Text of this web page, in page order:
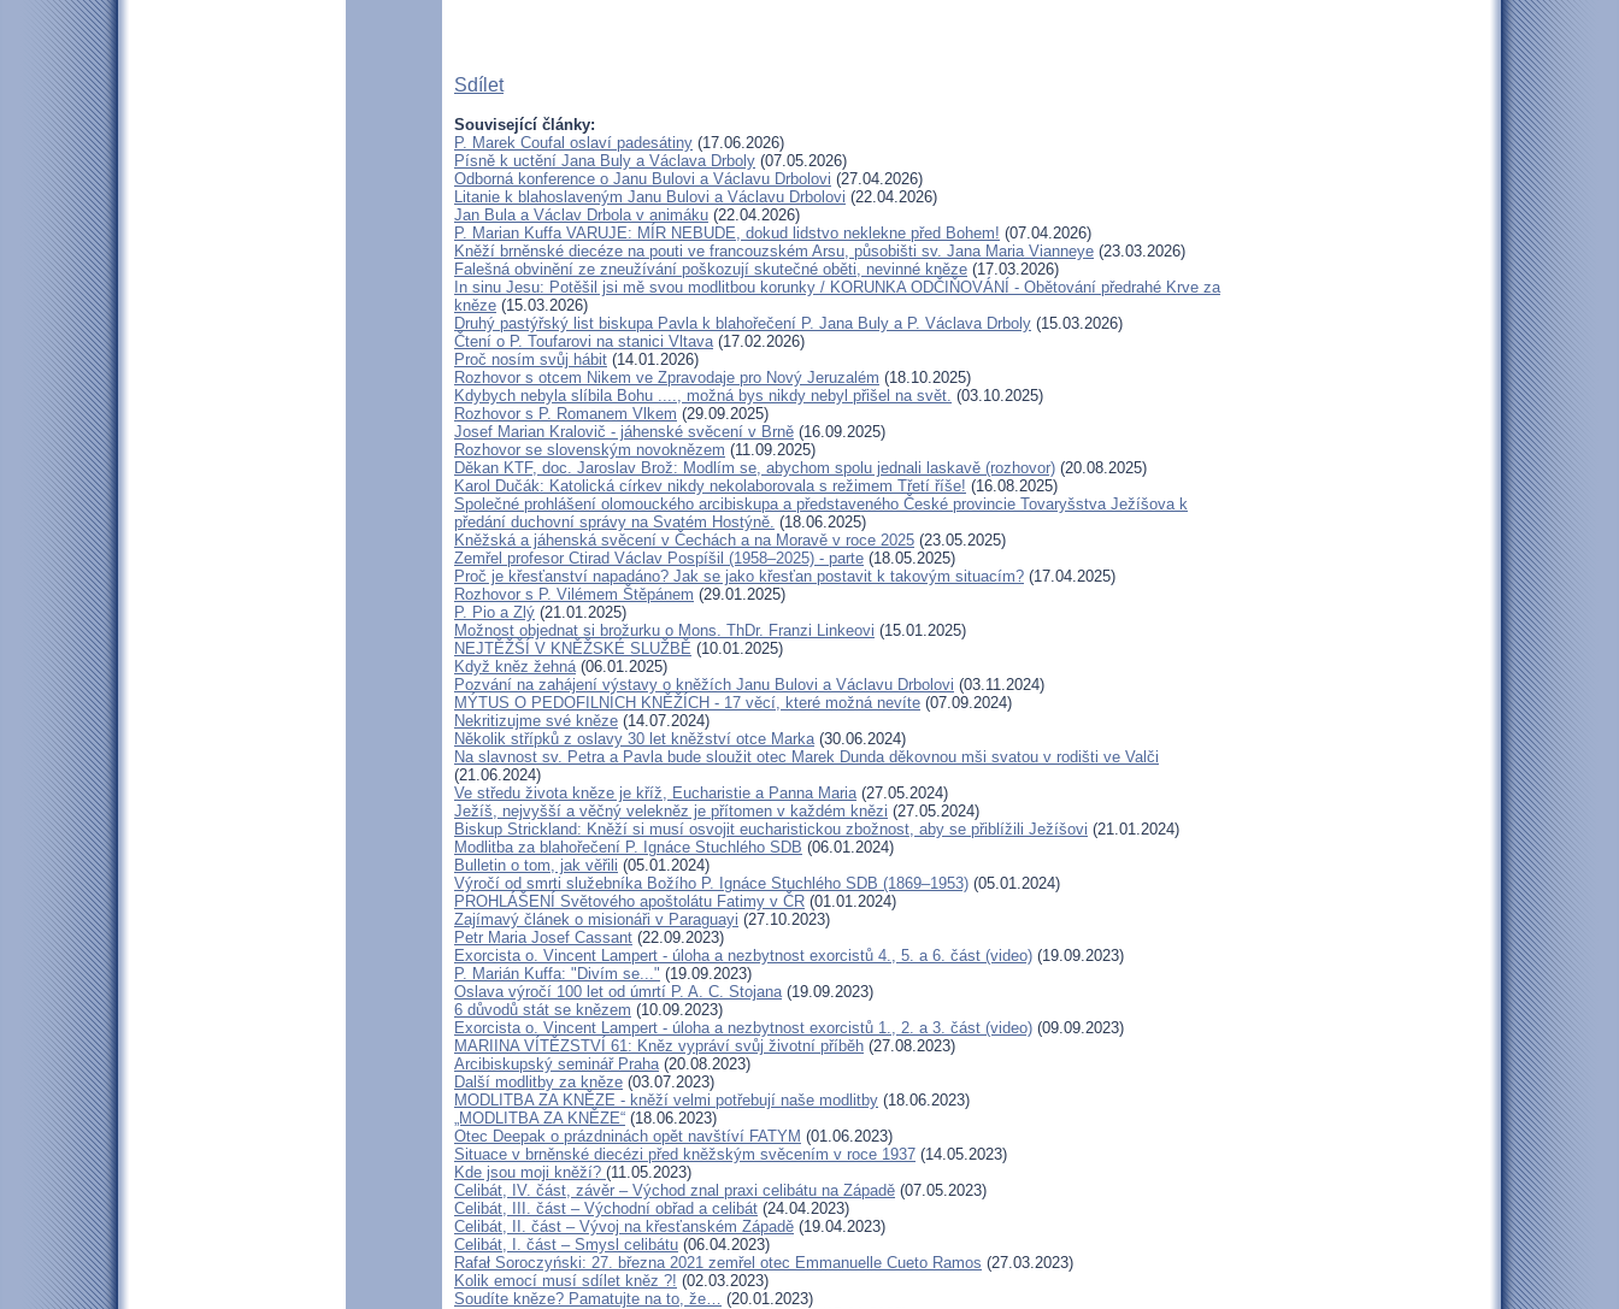
Sdílet
Související články:
P. Marek Coufal oslaví padesátiny (17.06.2026)
Písně k uctění Jana Buly a Václava Drboly (07.05.2026)
Odborná konference o Janu Bulovi a Václavu Drbolovi (27.04.2026)
Litanie k blahoslaveným Janu Bulovi a Václavu Drbolovi (22.04.2026)
Jan Bula a Václav Drbola v animáku (22.04.2026)
P. Marian Kuffa VARUJE: MÍR NEBUDE, dokud lidstvo neklekne před Bohem! (07.04.2026)
Kněží brněnské diecéze na pouti ve francouzském Arsu, působišti sv. Jana Maria Vianneye (23.03.2026)
Falešná obvinění ze zneužívání poškozují skutečné oběti, nevinné kněze (17.03.2026)
In sinu Jesu: Potěšil jsi mě svou modlitbou korunky / KORUNKA ODČIŇOVÁNÍ - Obětování předrahé Krve za
kněze (15.03.2026)
Druhý pastýřský list biskupa Pavla k blahořečení P. Jana Buly a P. Václava Drboly (15.03.2026)
Čtení o P. Toufarovi na stanici Vltava(17.02.2026)
Proč nosím svůj hábit (14.01.2026)
Rozhovor s otcem Nikem ve Zpravodaje pro Nový Jeruzalém (18.10.2025)
Kdybych nebyla slíbila Bohu ...., možná bys nikdy nebyl přišel na svět. (03.10.2025)
Rozhovor s P. Romanem Vlkem (29.09.2025)
Josef Marian Kralovič - jáhenské svěcení v Brně (16.09.2025)
Rozhovor se slovenským novoknězem (11.09.2025)
Děkan KTF, doc. Jaroslav Brož: Modlím se, abychom spolu jednali laskavě (rozhovor) (20.08.2025)
Karol Dučák: Katolická církev nikdy nekolaborovala s režimem Třetí říše! (16.08.2025)
Společné prohlášení olomouckého arcibiskupa a představeného České provincie Tovaryšstva Ježíšova k
předání duchovní správy na Svatém Hostýně. (18.06.2025)
Kněžská a jáhenská svěcení v Čechách a na Moravě v roce 2025 (23.05.2025)
Zemřel profesor Ctirad Václav Pospíšil (1958–2025) - parte (18.05.2025)
Proč je křesťanství napadáno? Jak se jako křesťan postavit k takovým situacím? (17.04.2025)
Rozhovor s P. Vilémem Štěpánem (29.01.2025)
P. Pio a Zlý (21.01.2025)
Možnost objednat si brožurku o Mons. ThDr. Franzi Linkeovi (15.01.2025)
NEJTĚŽŠÍ V KNĚŽSKÉ SLUŽBĚ (10.01.2025)
Když kněz žehná(06.01.2025)
Pozvání na zahájení výstavy o kněžích Janu Bulovi a Václavu Drbolovi (03.11.2024)
MÝTUS O PEDOFILNÍCH KNĚŽÍCH - 17 věcí, které možná nevíte (07.09.2024)
Nekritizujme své kněze (14.07.2024)
Několik střípků z oslavy 30 let kněžství otce Marka(30.06.2024)
Na slavnost sv. Petra a Pavla bude sloužit otec Marek Dunda děkovnou mši svatou v rodišti ve Valči
(21.06.2024)
Ve středu života kněze je kříž, Eucharistie a Panna Maria(27.05.2024)
Ježíš, nejvyšší a věčný velekněz je přítomen v každém knězi (27.05.2024)
Biskup Strickland: Kněží si musí osvojit eucharistickou zbožnost, aby se přiblížili Ježíšovi (21.01.2024)
Modlitba za blahořečení P. Ignáce Stuchlého SDB (06.01.2024)
Bulletin o tom, jak věřili (05.01.2024)
Výročí od smrti služebníka Božího P. Ignáce Stuchlého SDB (1869–1953) (05.01.2024)
PROHLÁŠENÍ Světového apoštolátu Fatimy v ČR (01.01.2024)
Zajímavý článek o misionáři v Paraguayi (27.10.2023)
Petr Maria Josef Cassant (22.09.2023)
Exorcista o. Vincent Lampert - úloha a nezbytnost exorcistů 4., 5. a 6. část (video) (19.09.2023)
P. Marián Kuffa: "Divím se..." (19.09.2023)
Oslava výročí 100 let od úmrtí P. A. C. Stojana(19.09.2023)
6 důvodů stát se knězem (10.09.2023)
Exorcista o. Vincent Lampert - úloha a nezbytnost exorcistů 1., 2. a 3. část (video) (09.09.2023)
MARIINA VÍTĚZSTVÍ 61: Kněz vypráví svůj životní příběh (27.08.2023)
Arcibiskupský seminář Praha(20.08.2023)
Další modlitby za kněze (03.07.2023)
MODLITBA ZA KNĚZE - kněží velmi potřebují naše modlitby (18.06.2023)
„MODLITBA ZA KNĚZE“ (18.06.2023)
Otec Deepak o prázdninách opět navštíví FATYM (01.06.2023)
Situace v brněnské diecézi před kněžským svěcením v roce 1937 (14.05.2023)
Kde jsou moji kněží? (11.05.2023)
Celibát, IV. část, závěr – Východ znal praxi celibátu na Západě (07.05.2023)
Celibát, III. část – Východní obřad a celibát (24.04.2023)
Celibát, II. část – Vývoj na křesťanském Západě (19.04.2023)
Celibát, I. část – Smysl celibátu (06.04.2023)
Rafał Soroczyński: 27. března 2021 zemřel otec Emmanuelle Cueto Ramos (27.03.2023)
Kolik emocí musí sdílet kněz ?! (02.03.2023)
Soudíte kněze? Pamatujte na to, že… (20.01.2023)